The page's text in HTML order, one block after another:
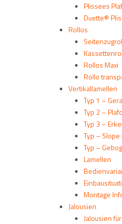
Plissees
Duette®
Rollos
Rollos Maxi
Rollo
Vertikallamellen
Typ 1 –
Typ 2 –
Typ 3 –
Typ – Slope
Typ –
Lamellen
Montage
Jalousien
Jalousien